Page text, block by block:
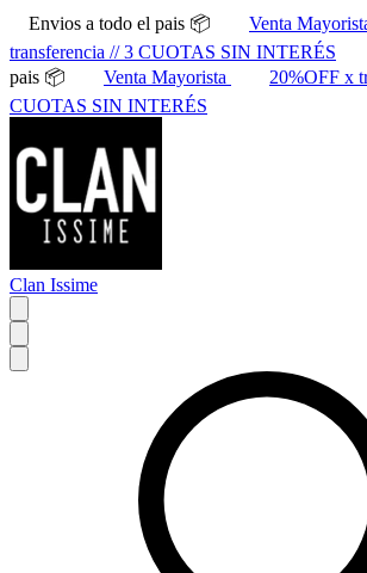
Envios a todo el pais 📦 Venta
transferencia // 3 CUOTAS SIN INTERÉS
pais 📦
Venta Mayorista
20%OFF x
CUOTAS SIN INTERÉS
Clan Issime